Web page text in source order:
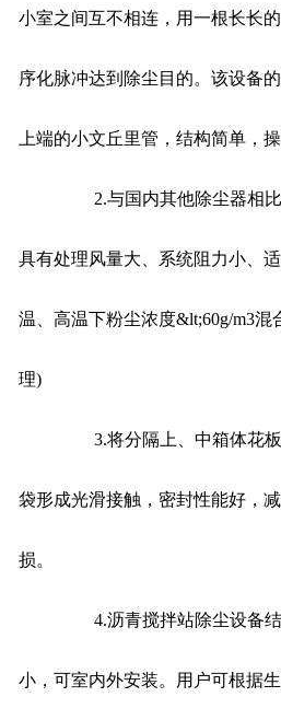
小室之间互不相连，用一根长长
序化脉冲达到除尘目的。该设备
上端的小文丘里管，结构简单，
2.与国内其他除尘器相比
具有处理风量大、系统阻力小、
温、高温下粉尘浓度&lt;60g/m3
理)
3.将分隔上、中箱体花板
袋形成光滑接触，密封性能好，
损。
4.沥青搅拌站除尘设备结
小，可室内外安装。用户可根据